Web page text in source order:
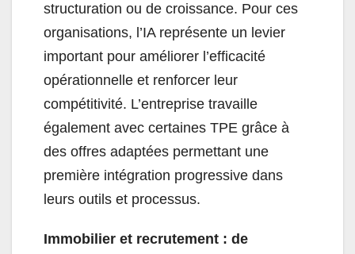
structuration ou de croissance. Pour ces
organisations, l’IA représente un levier
important pour améliorer l’efficacité
opérationnelle et renforcer leur
compétitivité. L’entreprise travaille
également avec certaines TPE grâce à
des offres adaptées permettant une
première intégration progressive dans
leurs outils et processus.
Immobilier et recrutement : de